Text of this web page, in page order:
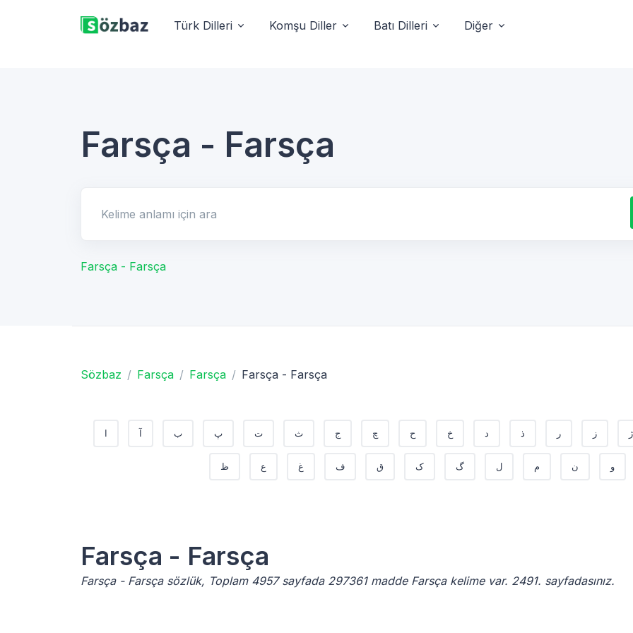
Türk Dilleri Komşu Diller Batı Dilleri Diğer
Farsça - Farsça
Farsça - Farsça
Sözbaz Farsça Farsça Farsça - Farsça
ا آ ب پ ت ث ج چ ح خ د ذ ر ز ژ
ظ ع غ ف ق ک گ ل م ن و
Farsça - Farsça
Farsça - Farsça sözlük, Toplam 4957 sayfada 297361 madde Farsça kelime var. 2491. sayfadasınız.